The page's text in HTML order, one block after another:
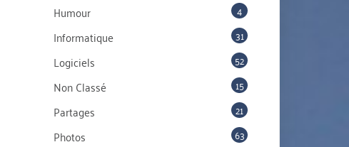
Humour 4
Informatique 31
Logiciels 52
Non Classé 15
Partages 21
Photos 63